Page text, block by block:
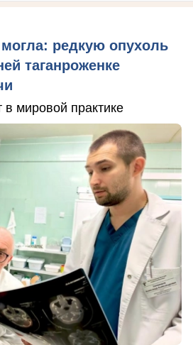
редкую опухоль
таганроженке
в мировой практике